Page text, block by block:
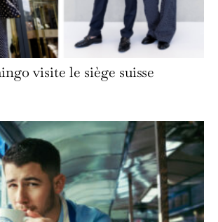
visite le siège suisse